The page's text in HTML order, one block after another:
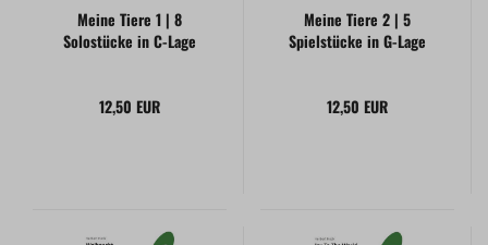
Meine Tiere 1 | 8
Solostücke in C-Lage
12,50 EUR
Meine Tiere 2 | 5
Spielstücke in G-Lage
12,50 EUR